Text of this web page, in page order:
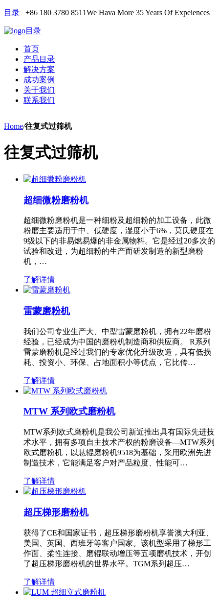
目录 +86 180 3780 8511We Hava More 35 Years Of Expeiences
目录
首页
产品目录
解决方案
成功案例
关于我们
联系我们
Home/往复式过筛机
往复式过筛机
超细微粉磨粉机
超细微粉磨粉机是一种细粉及超细粉的加工设备，此微
粉磨主要适用于中、低硬度，湿度小于6%，莫氏硬度在
9级以下的非易燃易爆的非金属物料。它是经过20多次的
试验和改进，为超细粉的生产而研发制造的新型磨粉
机，…
了解详情
雷蒙磨粉机
我们公司专业生产大、中型雷蒙磨粉机，拥有22年磨粉
经验，已经成为中国的磨粉机制造商和供应商。 R系列
雷蒙磨粉机是经过我们的专家优化升级改造，具有低损
耗、投资小、环保、占地面积小等优点，它比传…
了解详情
MTW 系列欧式磨粉机
MTW系列欧式磨粉机是我公司新近推出具有国际先进技
术水平，拥有多项自主技术产权的粉磨设备—MTW系列
欧式磨粉机，以悬辊磨粉机9518为基础，采用欧洲先进
制造技术，它能满足客户对产品粒度、性能可…
了解详情
超压梯形磨粉机
获得了CE和国家证书，超压梯形磨粉机享誉澳大利亚、
美国、英国、西班牙等客户国家。该机型采用了梯形工
作面、柔性连接、磨辊联动增压等五项磨机技术，开创
了超压梯形磨粉机的世界水平。TGM系列超压…
了解详情